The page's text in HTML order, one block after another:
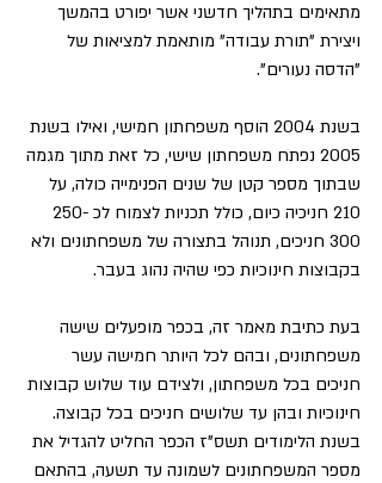
מתאימים בתהליך חדשני אשר יפורט בהמשך
ויצירת "תורת עבודה" מותאמת למציאות של
"הדסה נעורים".
בשנת 2004 הוסף משפחתון חמישי, ואילו בשנת
2005 נפתח משפחתון שישי, כל זאת מתוך מגמה
שבתוך מספר קטן של שנים הפנימייה כולה, על
210 חניכיה כיום, כולל תכניות לצמוח לכ 250-
300 חניכים, תנוהל בתצורה של משפחתונים ולא
בקבוצות חינוכיות כפי שהיה נהוג בעבר.
בעת כתיבת מאמר זה, בכפר מופעלים שישה
משפחתונים, ובהם לכל היותר חמישה עשר
חניכים בכל משפחתון, ולצידם עוד שלוש קבוצות
חינוכיות ובהן עד שלושים חניכים בכל קבוצה.
בשנת הלימודים תשס"ז הכפר החליט להגדיל את
מספר המשפחתונים לשמונה עד תשעה, בהתאם